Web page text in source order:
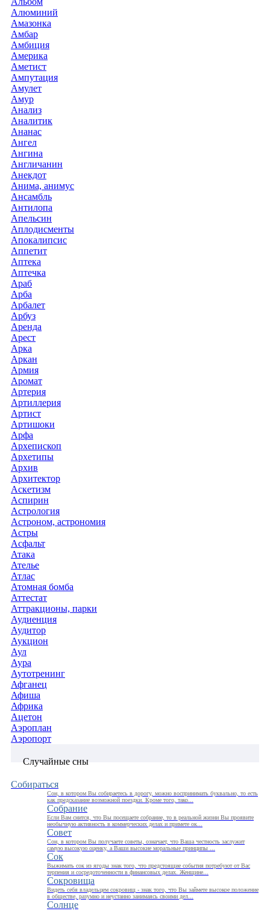
Алюминий
Амазонка
Амбар
Амбиция
Америка
Аметист
Ампутация
Амулет
Амур
Анализ
Аналитик
Ананас
Ангел
Ангина
Англичанин
Анекдот
Анима, анимус
Ансамбль
Антилопа
Апельсин
Аплодисменты
Апокалипсис
Аппетит
Аптека
Аптечка
Араб
Арба
Арбалет
Арбуз
Аренда
Арест
Арка
Аркан
Армия
Аромат
Артерия
Артиллерия
Артист
Артишоки
Арфа
Архепископ
Архетипы
Архив
Архитектор
Аскетизм
Аспирин
Астрология
Астроном, астрономия
Астры
Асфальт
Атака
Ателье
Атлас
Атомная бомба
Аттестат
Аттракционы, парки
Аудиенция
Аудитор
Аукцион
Аул
Аура
Аутотренинг
Афганец
Афиша
Африка
Ацетон
Аэроплан
Аэропорт
Случайные сны
Собираться
Сон, в котором Вы собираетесь в дорогу, можно воспринимать буквально, то есть
как предсказание возможной поездки. Кроме того, тако...
Собрание
Если Вам снится, что Вы посещаете собрание, то в реальной жизни Вы проявите
необычную активность в коммерческих делах и примете ок...
Совет
Сон, в котором Вы получаете советы, означает, что Ваша честность заслужит
самую высокую оценку, а Ваши высокие моральные принципы ...
Сок
Выжимать сок из ягоды знак того, что предстоящие события потребуют от Вас
терпения и сосредоточенности в финансовых делах. Женщине...
Сокровища
Видеть себя владельцем сокровищ - знак того, что Вы займете высокое положение
в обществе, разумно и неустанно занимаясь своими дел...
Солнце